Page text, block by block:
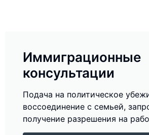
Иммиграционные
консультации
Подача на политическое
воссоединение с семьей,
получение разрешения на